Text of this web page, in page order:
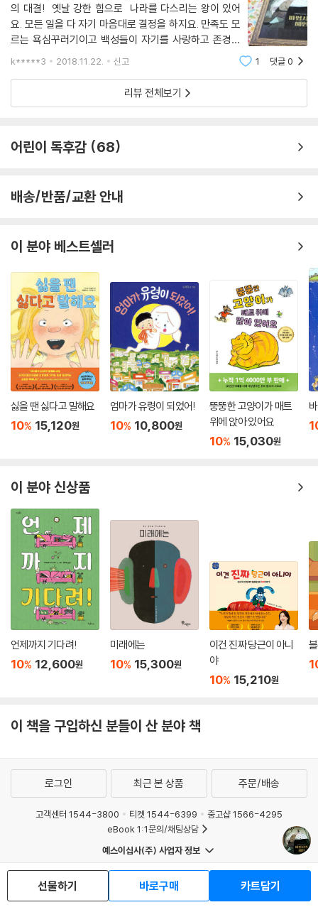
의 대결! 옛날 강한 힘으로 나라를 다스리는 왕이 있어
요. 모든 일을 다 자기 마음대로 결정을 하지요. 만족도 모
르는 욕심꾸러기이고 백성들이 자기를 사랑하고 존경하
길 원해요. ​ 그런데 백성들은 왕보다 마법사를 존경하고
은 마법사를 초대하지요. 그를 없애
k*****3 2018.11.22. 신고 1 댓글0
리뷰 전체보기
어린이 독후감 68
배송/반품/교환 안내
이 분야 베스트셀러
싫을 땐 싫다고 말해요
10% 15,120원
엄마가 유령이 되었어!
10% 10,800원
뚱뚱한 고양이가 매트
위에 앉아 있어요
10% 15,030원
이 분야 신상품
언제까지 기다려!
10% 12,600원
미래에는
10% 15,300원
이건 진짜 당근이 아니
야
10% 15,210원
이 책을 구입하신 분들이 산 분야 책
선물하기 바로구매 카트담기
로그인 최근 본 상품 주문/배송
고객센터 1544-3800 티켓 1544-6399
중고샵 1566-4295
eBook 1:1문의/채팅상담
예스이십사(주) 사업자 정보
이용약관
개인정보처리방침
청소년보호정책
회사소개
거래처관계자께
도서홍보
광고